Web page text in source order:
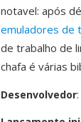
notavel: após
emuladores de
de trabalho de
chafa é várias
Desenvolvedor: